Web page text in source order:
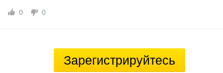
0 0
Зарегистрируйтесь